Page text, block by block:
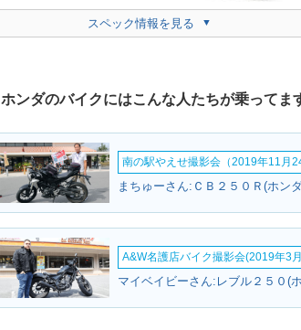
スペック情報を見る
ホンダのバイクにはこんな人たちが乗ってま
南の駅やえせ撮影会（2019年11月
まちゅーさん:ＣＢ２５０Ｒ(ホン
A&W名護店バイク撮影会(2019年3
マイベイビーさん:レブル２５０(